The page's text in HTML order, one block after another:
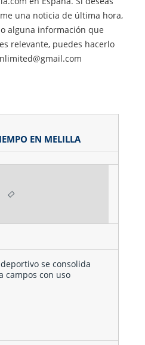
una noticia de última hora,
alguna información que
relevante, puedes hacerlo
EN MELILLA